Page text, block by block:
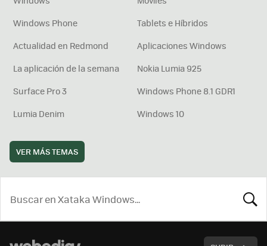
Windows Phone
Tablets e Híbridos
Actualidad en Redmond
Aplicaciones Windows
La aplicación de la semana
Nokia Lumia 925
Surface Pro 3
Windows Phone 8.1 GDR1
Lumia Denim
Windows 10
VER MÁS TEMAS